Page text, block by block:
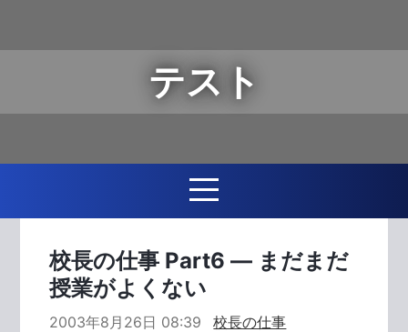
テスト
校長の仕事 Part6 ― まだまだ
授業がよくない
2003年8月26日 08:39 校長の仕事